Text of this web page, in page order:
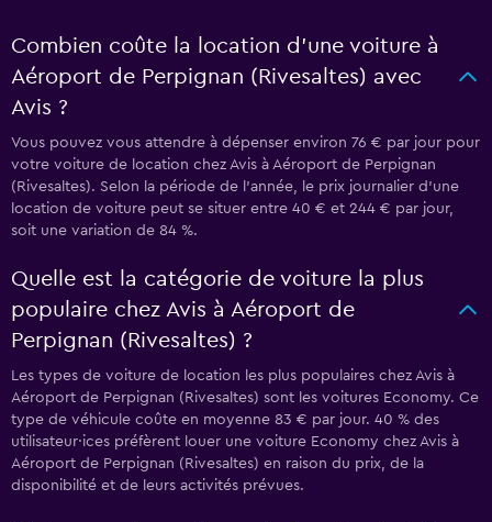
Combien coûte la location d’une voiture à
Aéroport de Perpignan (Rivesaltes) avec
Avis ?
Vous pouvez vous attendre à dépenser environ 76 € par jour pour
votre voiture de location chez Avis à Aéroport de Perpignan
(Rivesaltes). Selon la période de l’année, le prix journalier d'une
location de voiture peut se situer entre 40 € et 244 € par jour,
soit une variation de 84 %.
Quelle est la catégorie de voiture la plus
populaire chez Avis à Aéroport de
Perpignan (Rivesaltes) ?
Les types de voiture de location les plus populaires chez Avis à
Aéroport de Perpignan (Rivesaltes) sont les voitures Economy. Ce
type de véhicule coûte en moyenne 83 € par jour. 40 % des
utilisateur·ices préfèrent louer une voiture Economy chez Avis à
Aéroport de Perpignan (Rivesaltes) en raison du prix, de la
disponibilité et de leurs activités prévues.